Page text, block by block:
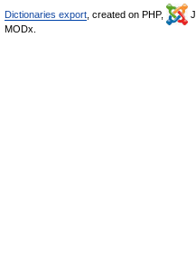
Dictionaries export , created on PHP,
MODx.